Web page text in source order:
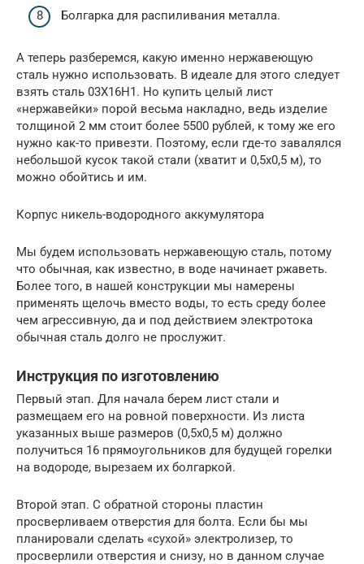
Болгарка для распиливания металла.
А теперь разберемся, какую именно нержавеющую
сталь нужно использовать. В идеале для этого следует
взять сталь 03Х16Н1. Но купить целый лист
«нержавейки» порой весьма накладно, ведь изделие
толщиной 2 мм стоит более 5500 рублей, к тому же его
нужно как-то привезти. Поэтому, если где-то завалялся
небольшой кусок такой стали (хватит и 0,5х0,5 м), то
можно обойтись и им.
Корпус никель-водородного аккумулятора
Мы будем использовать нержавеющую сталь, потому
что обычная, как известно, в воде начинает ржаветь.
Более того, в нашей конструкции мы намерены
применять щелочь вместо воды, то есть среду более
чем агрессивную, да и под действием электротока
обычная сталь долго не прослужит.
Инструкция по изготовлению
Первый этап. Для начала берем лист стали и
размещаем его на ровной поверхности. Из листа
указанных выше размеров (0,5х0,5 м) должно
получиться 16 прямоугольников для будущей горелки
на водороде, вырезаем их болгаркой.
Второй этап. С обратной стороны пластин
просверливаем отверстия для болта. Если бы мы
планировали сделать «сухой» электролизер, то
просверлили отверстия и снизу, но в данном случае